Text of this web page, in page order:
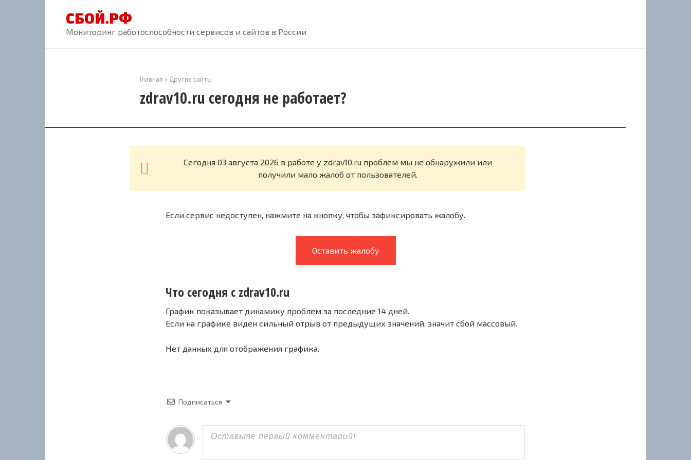
СБОЙ.РФ
Мониторинг работоспособности сервисов и сайтов в России
Главная » Другие сайты
zdrav10.ru сегодня не работает?
Cегодня 03 августа 2026 в работе у zdrav10.ru проблем мы не обнаружили или
получили мало жалоб от пользователей.
Если сервис недоступен, нажмите на кнопку, чтобы зафиксировать жалобу.
Оставить жалобу
Что сегодня с zdrav10.ru
График показывает динамику проблем за последние 14 дней.
Если на графике виден сильный отрыв от предыдущих значений, значит сбой массовый.
Нет данных для отображения графика.
Подписаться